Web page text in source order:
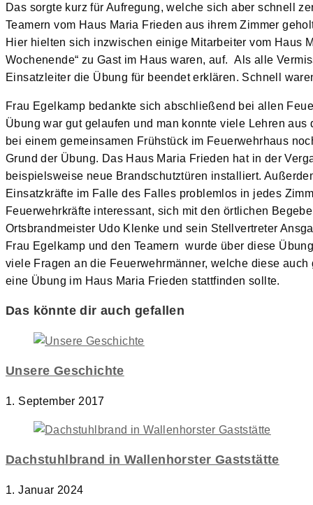
Das sorgte kurz für Aufregung, welche sich aber schnell
Teamern vom Haus Maria Frieden aus ihrem Zimmer
Hier hielten sich inzwischen einige Mitarbeiter vom Haus
Wochenende“ zu Gast im Haus waren, auf. Als alle
Einsatzleiter die Übung für beendet erklären. Schnell
Frau Egelkamp bedankte sich abschließend bei allen
Übung war gut gelaufen und man konnte viele Lehren
bei einem gemeinsamen Frühstück im Feuerwehrhaus
Grund der Übung. Das Haus Maria Frieden hat in der
beispielsweise neue Brandschutztüren installiert.
Einsatzkräfte im Falle des Falles problemlos in jedes
Feuerwehrkräfte interessant, sich mit den örtlichen
Ortsbrandmeister Udo Klenke und sein Stellvertreter
Frau Egelkamp und den Teamern wurde über diese
viele Fragen an die Feuerwehrmänner, welche diese
eine Übung im Haus Maria Frieden stattfinden sollte.
Das könnte dir auch gefallen
Unsere Geschichte
1. September 2017
Dachstuhlbrand in Wallenhorster Gaststätte
1. Januar 2024